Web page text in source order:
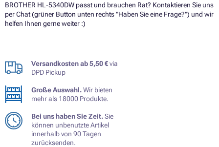
BROTHER HL-5340DW passt und brauchen Rat? Kontaktieren Sie uns
per Chat (grüner Button unten rechts "Haben Sie eine Frage?") und wir
helfen Ihnen gerne weiter :)
Versandkosten ab 5,50 €via
DPD Pickup
Große Auswahl.Wir bieten
mehr als 18000 Produkte.
Bei uns haben Sie Zeit.Sie
können unbenutzte Artikel
innerhalb von 90 Tagen
zurücksenden.